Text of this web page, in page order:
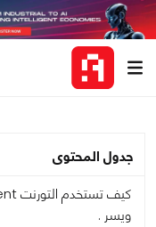
جدول المحتوى
ويسر .